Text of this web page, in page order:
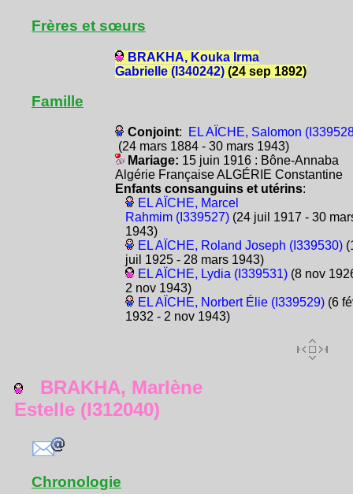
Frères et sœurs
BRAKHA, Kouka Irma
Gabrielle (I340242)(24 sep 1892)
Famille
Conjoint:
EL AÏCHE, Salomon
(24 mars 1884 - 30 mars 1943)
Mariage: 15 juin 1916 : Bône-Annaba
Algérie Française ALGÉRIE Constantine
Enfants consanguins et utérins:
EL AÏCHE, Marcel
Rahmim (I339527)(24 juil 1917 - 30
1943)
EL AÏCHE, Roland Joseph (I339530)
juil 1925 - 28 mars 1943)
EL AÏCHE, Lydia (I339531)(8 nov
2 nov 1943)
EL AÏCHE, Norbert Élie (I339529)(6
1932 - 2 nov 1943)
BRAKHA, Marlène
Estelle (I312040)
Chronologie